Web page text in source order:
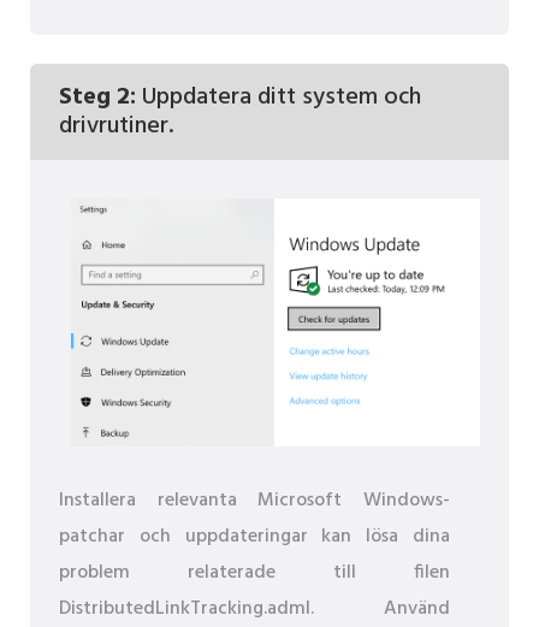
Steg 2: Uppdatera ditt system och
drivrutiner.
Installera relevanta Microsoft Windows-
patchar och uppdateringar kan lösa dina
problem relaterade till filen
DistributedLinkTracking.adml. Använd